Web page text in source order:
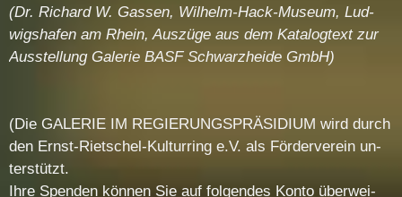
(Dr. Ri­chard W. Gas­sen, Wil­helm-Hack-Mu­se­um, Lud­
wigs­ha­fen am Rhein, Aus­zü­ge aus dem Ka­ta­log­text zur
Aus­stel­lung Ga­le­rie BASF Schwarz­hei­de GmbH)
(Die GA­LE­RIE IM RE­GIE­RUNGS­PRÄ­SI­DI­UM wird durch
den Ernst-Riet­schel-Kul­tur­ring e.V. als För­der­ver­ein un­
ter­stützt.
Ih­re Spen­den kön­nen Sie auf fol­gen­des Kon­to über­wei­